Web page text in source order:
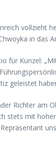
vollzieht
in das
für Künzel:
geleistet
Richter am
stets mit